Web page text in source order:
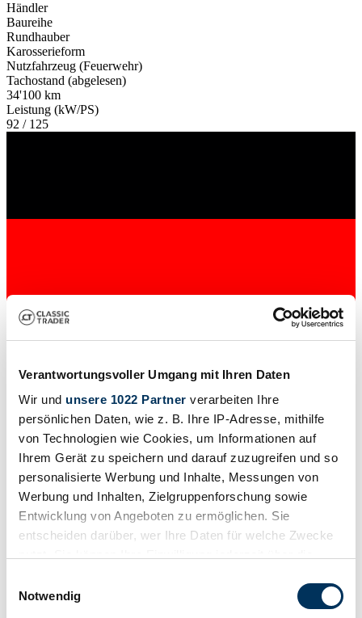
Verantwortungsvoller Umgang mit Ihren Daten
Wir und unsere 1022 Partner verarbeiten Ihre
persönlichen Daten, wie z. B. Ihre IP-Adresse, mithilfe
von Technologien wie Cookies, um Informationen auf
Ihrem Gerät zu speichern und darauf zuzugreifen und so
personalisierte Werbung und Inhalte, Messungen von
Werbung und Inhalten, Zielgruppenforschung sowie
Entwicklung von Angeboten zu ermöglichen. Sie
entscheiden darüber, wer Ihre Daten für welche Zwecke
Trigger Symbol ändern oder widerrufen
Notwendig
Händler
Baureihe
Rundhauber
Karosserieform
Nutzfahrzeug (Feuerwehr)
Tachostand (abgelesen)
34'100 km
Leistung (kW/PS)
92 / 125
Händler